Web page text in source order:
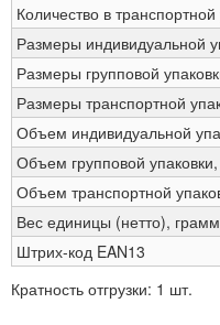
Количество в транспортной
Размеры индивидуальной
Размеры групповой
Размеры транспортной
Объем индивидуальной
Объем групповой
Объем транспортной
Вес единицы (нетто), грамм
Штрих-код EAN13
Кратность отгрузки: 1 шт.